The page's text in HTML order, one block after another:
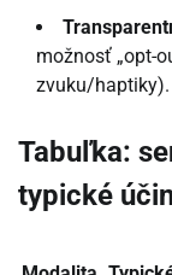
možnosť „opt-
zvuku/haptiky).
Tabuľka:
typické